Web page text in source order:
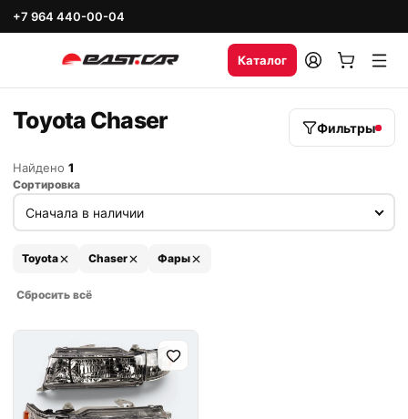
+7 964 440-00-04
Каталог
Toyota Chaser Фильтры
Найдено 1
Сортировка
Toyota Chaser Фары
Сбросить всё